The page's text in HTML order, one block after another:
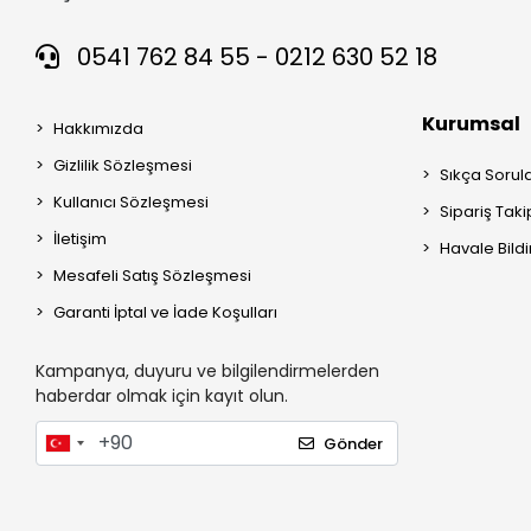
0541 762 84 55 - 0212 630 52 18
Hakkımızda
Gizlilik Sözleşmesi
Kullanıcı Sözleşmesi
İletişim
Mesafeli Satış Sözleşmesi
Garanti İptal ve İade Koşulları
Kampanya, duyuru ve bilgilendirmelerden
haberdar olmak için kayıt olun.
Gönder
Kurumsal
Sıkça
Sipariş
Havale